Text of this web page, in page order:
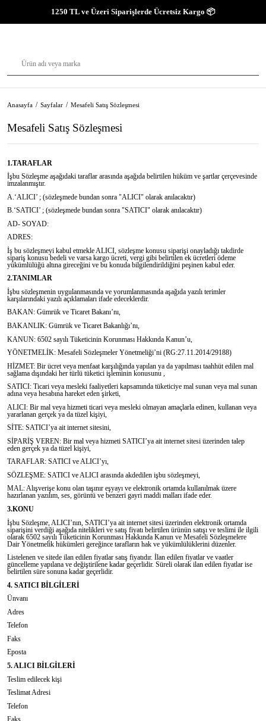
1250 TL ve Üzeri Siparişlerde Ücretsiz Kargo 📦
Anasayfa Sayfalar Mesafeli Satış Sözleşmesi
Mesafeli Satış Sözleşmesi
1.TARAFLAR
İşbu Sözleşme aşağıdaki taraflar arasında aşağıda belirtilen hüküm ve şartlar çerçevesinde
imzalanmıştır.
A.‘ALICI’ ; (sözleşmede bundan sonra "ALICI" olarak anılacaktır)
B.‘SATICI’ ; (sözleşmede bundan sonra "SATICI" olarak anılacaktır)
AD- SOYAD:
ADRES:
İş bu sözleşmeyi kabul etmekle ALICI, sözleşme konusu siparişi onayladığı takdirde
sipariş konusu bedeli ve varsa kargo ücreti, vergi gibi belirtilen ek ücretleri ödeme
yükümlülüğü altına gireceğini ve bu konuda bilgilendirildiğini peşinen kabul eder.
2.TANIMLAR
İşbu sözleşmenin uygulanmasında ve yorumlanmasında aşağıda yazılı terimler
karşılarındaki yazılı açıklamaları ifade edeceklerdir.
BAKAN: Gümrük ve Ticaret Bakanı’nı,
BAKANLIK: Gümrük ve Ticaret Bakanlığı’nı,
KANUN: 6502 sayılı Tüketicinin Korunması Hakkında Kanun’u,
YÖNETMELİK: Mesafeli Sözleşmeler Yönetmeliği’ni (RG:27.11.2014/29188)
HİZMET: Bir ücret veya menfaat karşılığında yapılan ya da yapılması taahhüt edilen mal
sağlama dışındaki her türlü tüketici işleminin konusunu ,
SATICI: Ticari veya mesleki faaliyetleri kapsamında tüketiciye mal sunan veya mal sunan
adına veya hesabına hareket eden şirketi,
ALICI: Bir mal veya hizmeti ticari veya mesleki olmayan amaçlarla edinen, kullanan veya
yararlanan gerçek ya da tüzel kişiyi,
SİTE: SATICI’ya ait internet sitesini,
SİPARİŞ VEREN: Bir mal veya hizmeti SATICI’ya ait internet sitesi üzerinden talep
eden gerçek ya da tüzel kişiyi,
TARAFLAR: SATICI ve ALICI’yı,
SÖZLEŞME: SATICI ve ALICI arasında akdedilen işbu sözleşmeyi,
MAL: Alışverişe konu olan taşınır eşyayı ve elektronik ortamda kullanılmak üzere
hazırlanan yazılım, ses, görüntü ve benzeri gayri maddi malları ifade eder.
3.KONU
İşbu Sözleşme, ALICI’nın, SATICI’ya ait internet sitesi üzerinden elektronik ortamda
siparişini verdiği aşağıda nitelikleri ve satış fiyatı belirtilen ürünün satışı ve teslimi ile ilgili
olarak 6502 sayılı Tüketicinin Korunması Hakkında Kanun ve Mesafeli Sözleşmelere
Dair Yönetmelik hükümleri gereğince tarafların hak ve yükümlülüklerini düzenler.
Listelenen ve sitede ilan edilen fiyatlar satış fiyatıdır. İlan edilen fiyatlar ve vaatler
güncelleme yapılana ve değiştirilene kadar geçerlidir. Süreli olarak ilan edilen fiyatlar ise
belirtilen süre sonuna kadar geçerlidir.
4. SATICI BİLGİLERİ
Ünvanı
Adres
Telefon
Faks
Eposta
5. ALICI BİLGİLERİ
Teslim edilecek kişi
Teslimat Adresi
Telefon
Faks